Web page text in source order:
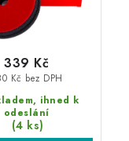
ihned k
odeslání
(4 ks)
Kč bez DPH
339 Kč